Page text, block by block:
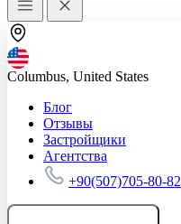
Columbus, United States
Блог
Отзывы
Застройщики
Агентства
+90(507)705-80-82